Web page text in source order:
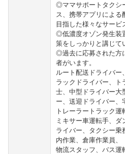
◎ママサポートタクシ
ス、携帯アプリによる
目指した様々なサービ
◎低濃度オゾン発生装
策をしっかりと講じて
◎過去に応募された方
者がいます。
ルート配送ドライバー
ラックドライバー、ト
士、中型ドライバー大
ー、送迎ドライバー、
トレーラートラック
ミキサー車運転手、
ライバー、タクシー乗
内作業、倉庫作業員、
物流スタッフ、バス運